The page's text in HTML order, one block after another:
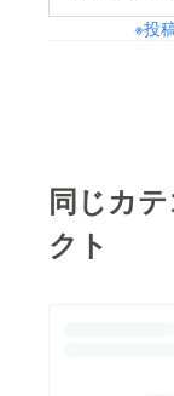
円 1F
権
特製
ホー
ーー
▪️B1F
※投
同じカ
クト